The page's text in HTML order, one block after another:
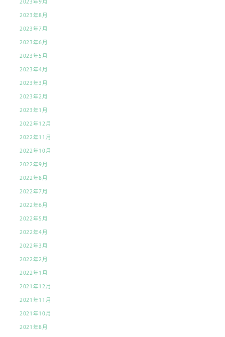
2023年9月
2023年8月
2023年7月
2023年6月
2023年5月
2023年4月
2023年3月
2023年2月
2023年1月
2022年12月
2022年11月
2022年10月
2022年9月
2022年8月
2022年7月
2022年6月
2022年5月
2022年4月
2022年3月
2022年2月
2022年1月
2021年12月
2021年11月
2021年10月
2021年8月